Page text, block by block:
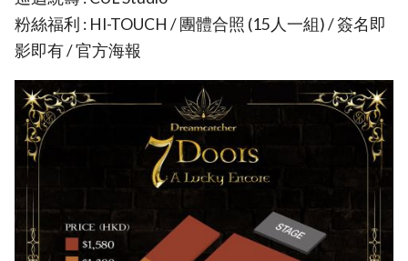
粉絲福利 : HI-TOUCH / 團體合照 (15人一組) / 簽名即
影即有 / 官方海報